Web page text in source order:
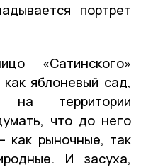
портрет
«Сатинского»
яблоневый сад,
на территории
что до него
как рыночные, так
И засуха,